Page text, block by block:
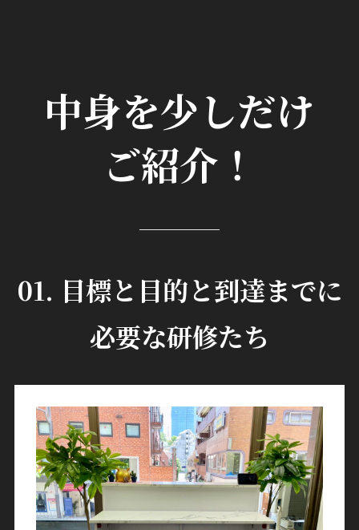
中身を少しだけ
ご紹介！
01. 目標と目的と到達までに
必要な研修たち